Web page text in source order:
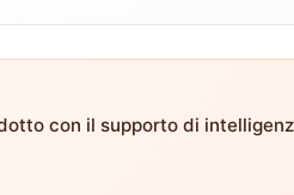
con il supporto di